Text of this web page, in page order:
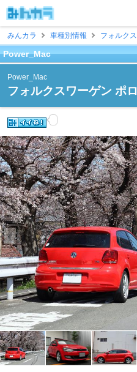
みんカラ
車種別情報 フォルク
Power_Mac
Power_Mac
フォルクスワーゲン ポ